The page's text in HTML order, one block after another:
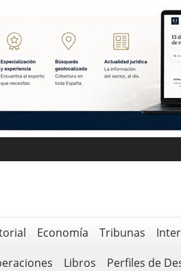
Economía Tribunas
Libros Perfiles de